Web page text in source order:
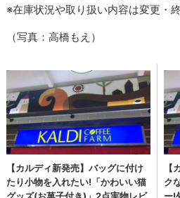
※在庫状況や取り扱い内容は変更・
（写真：高橋もえ）